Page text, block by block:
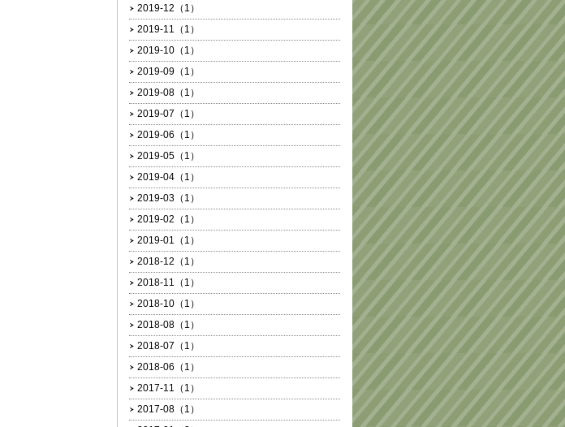
2019-12（1）
2019-11（1）
2019-10（1）
2019-09（1）
2019-08（1）
2019-07（1）
2019-06（1）
2019-05（1）
2019-04（1）
2019-03（1）
2019-02（1）
2019-01（1）
2018-12（1）
2018-11（1）
2018-10（1）
2018-08（1）
2018-07（1）
2018-06（1）
2017-11（1）
2017-08（1）